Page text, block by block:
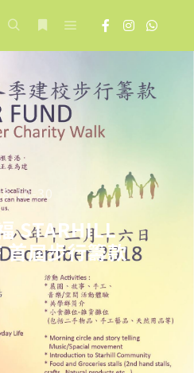
10-30
STARHILL
首屆步行籌款